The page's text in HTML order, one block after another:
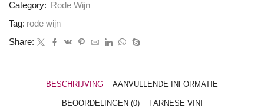
Category:
Rode Wijn
Tag: rode wijn
Share:
BESCHRIJVING AANVULLENDE INFORMATIE
BEOORDELINGEN (0) FARNESE VINI